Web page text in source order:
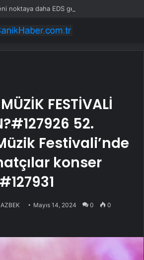
noktaya daha EDS geliyor
FESTİVALİ
52.
Festivali’nde
konser
Mayıs 14, 2024 0 0